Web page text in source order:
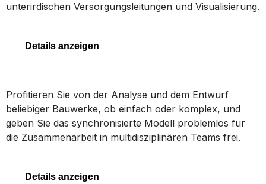
OpenRoads Designer
unterirdischen Versorgungsleitungen und Visualisierung.
Details anzeigen
STAAD
Profitieren Sie von der Analyse und dem Entwurf
beliebiger Bauwerke, ob einfach oder komplex, und
geben Sie das synchronisierte Modell problemlos für
die Zusammenarbeit in multidisziplinären Teams frei.
Details anzeigen